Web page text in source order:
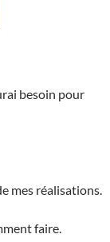
besoin pour
mes réalisations.
faire.